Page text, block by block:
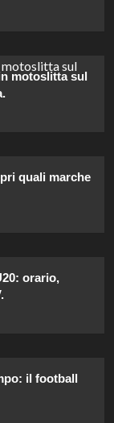
motoslitta sul
quali marche
orario,
il football